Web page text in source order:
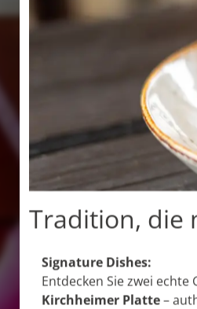
Tradition, die
Signature Dishes:
Entdecken Sie zwei
Kirchheimer Platte–